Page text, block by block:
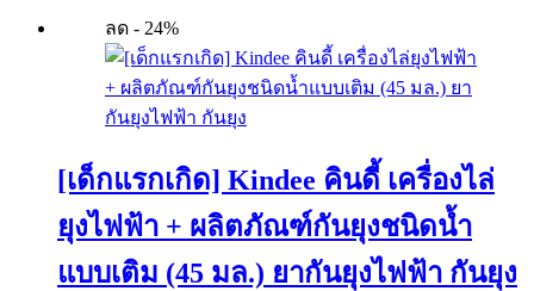
ลด - 24%
[เด็กแรกเกิด] Kindee คินดี้ เครื่องไล่
ยุงไฟฟ้า + ผลิตภัณฑ์กันยุงชนิดน้ำ
แบบเติม (45 มล.) ยากันยุงไฟฟ้า กันยุง